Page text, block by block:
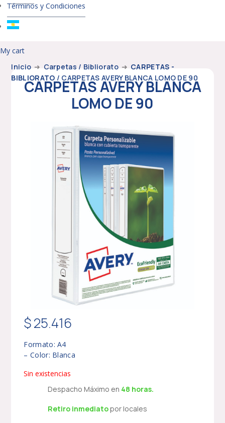
Términos y Condiciones
My cart
Inicio ➜ Carpetas / Bibliorato ➜ CARPETAS -
BIBLIORATO / CARPETAS AVERY BLANCA LOMO DE 90
CARPETAS AVERY BLANCA
LOMO DE 90
$25.416
Formato: A4
– Color: Blanca
Sin existencias
Despacho Máximo en 48 horas.
Retiro inmediatopor locales